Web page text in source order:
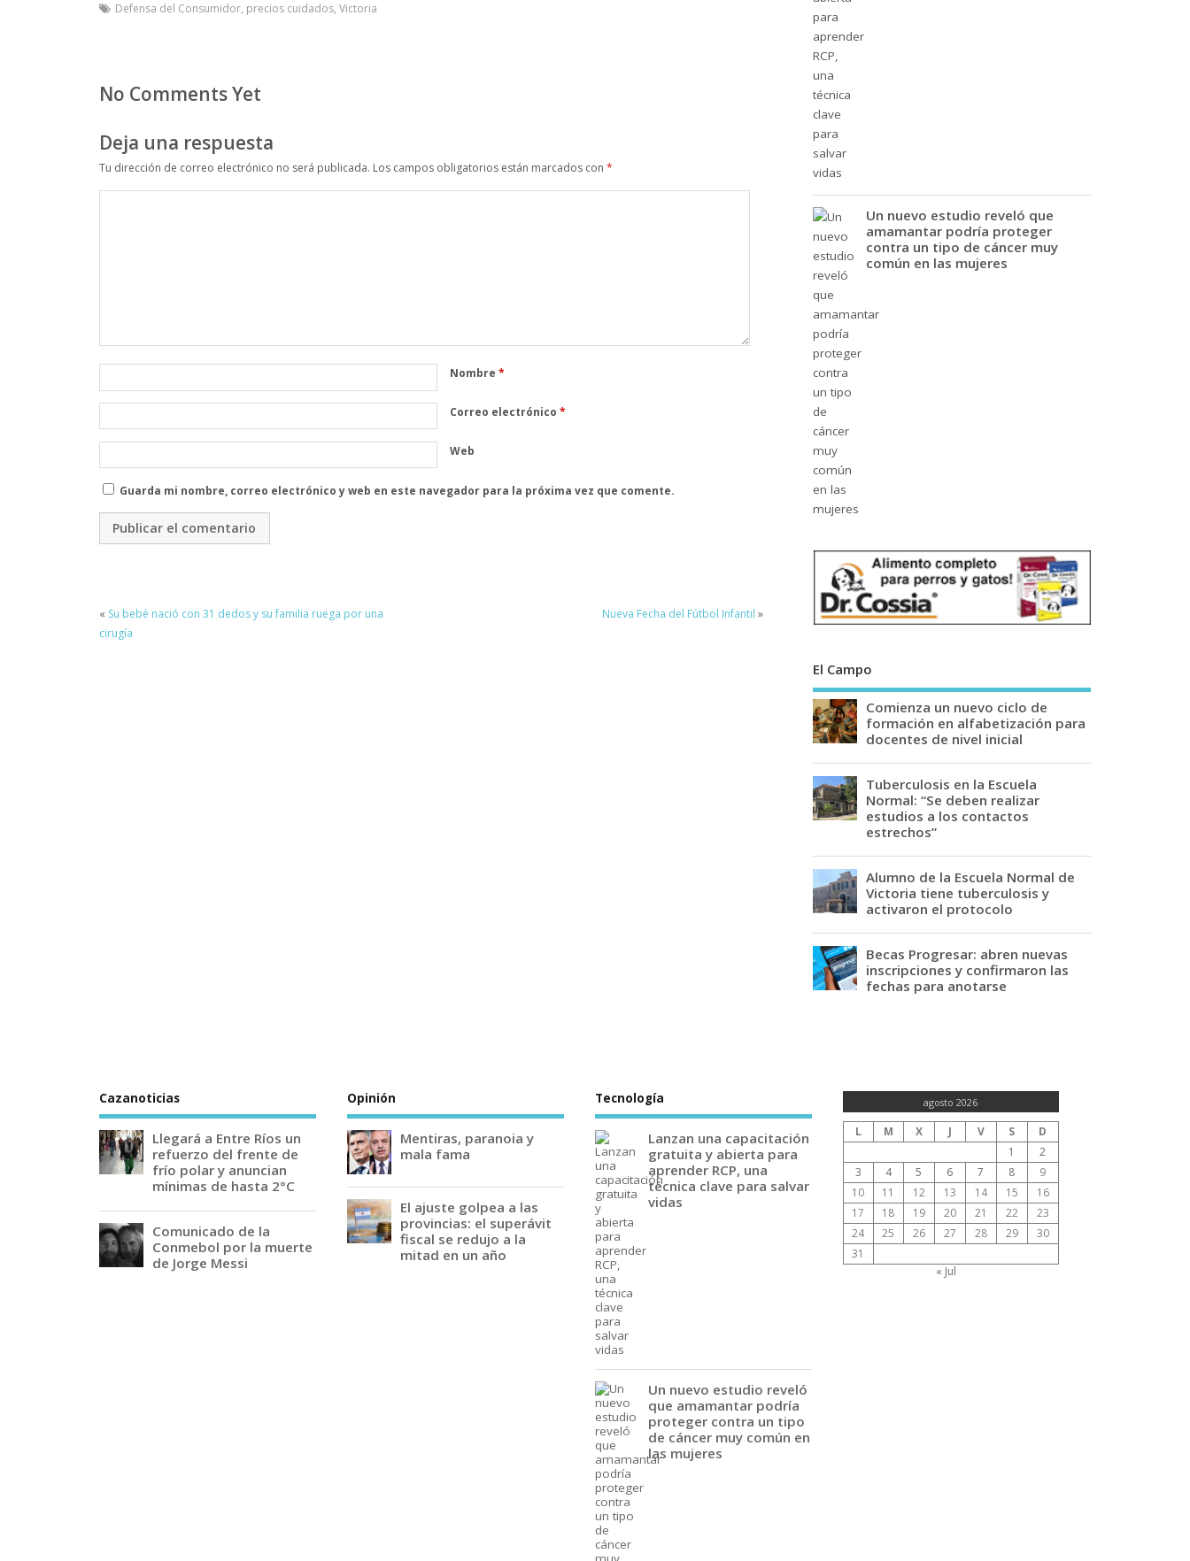
Defensa del Consumidor, precios cuidados, Victoria
No Comments Yet
Deja una respuesta
Tu dirección de correo electrónico no será publicada. Los campos obligatorios están marcados con *
Nombre *
Correo electrónico *
Web
Guarda mi nombre, correo electrónico y web en este navegador para la próxima vez que comente.
« Su bebé nació con 31 dedos y su familia ruega por una
cirugía
Nueva Fecha del Fútbol Infantil »
Un nuevo estudio reveló que
amamantar podría proteger
contra un tipo de cáncer muy
común en las mujeres
El Campo
Comienza un nuevo ciclo de
formación en alfabetización para
docentes de nivel inicial
Tuberculosis en la Escuela
Normal: “Se deben realizar
estudios a los contactos
estrechos”
Alumno de la Escuela Normal de
Victoria tiene tuberculosis y
activaron el protocolo
Becas Progresar: abren nuevas
inscripciones y confirmaron las
fechas para anotarse
Cazanoticias
Llegará a Entre Ríos un
refuerzo del frente de
frío polar y anuncian
mínimas de hasta 2°C
Comunicado de la
Conmebol por la muerte
de Jorge Messi
Opinión
Mentiras, paranoia y
mala fama
El ajuste golpea a las
provincias: el superávit
fiscal se redujo a la
mitad en un año
Tecnología
Lanzan una capacitación
gratuita y abierta para
aprender RCP, una
técnica clave para salvar
vidas
Un nuevo estudio reveló
que amamantar podría
proteger contra un tipo
de cáncer muy común en
las mujeres
agosto 2026
L M X J V S
D
1
2
3
4 5 6 7 8
9
10
11 12 13 14 15
16
17
18 19 20 21 22
23
24
25 26 27 28 29
30
31
« Jul